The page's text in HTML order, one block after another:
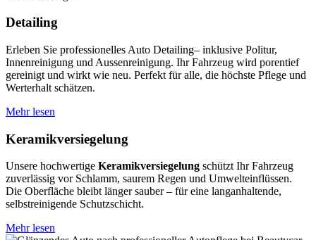
Detailing
Erleben Sie professionelles Auto Detailing– inklusive Politur,
Innenreinigung und Aussenreinigung. Ihr Fahrzeug wird porentief
gereinigt und wirkt wie neu. Perfekt für alle, die höchste Pflege und
Werterhalt schätzen.
Mehr lesen
Keramikversiegelung
Unsere hochwertige Keramikversiegelung schützt Ihr Fahrzeug
zuverlässig vor Schlamm, saurem Regen und Umwelteinflüssen.
Die Oberfläche bleibt länger sauber – für eine langanhaltende,
selbstreinigende Schutzschicht.
Mehr lesen